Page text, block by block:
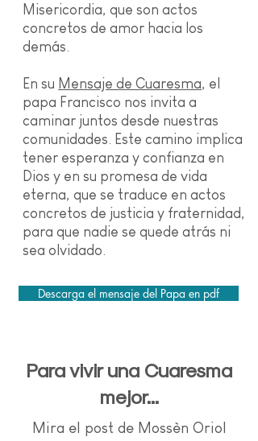
Misericordia, que son actos
concretos de amor hacia los
demás.
En su Mensaje de Cuaresma, el
papa Francisco nos invita a
caminar juntos desde nuestras
comunidades. Este camino implica
tener esperanza y confianza en
Dios y en su promesa de vida
eterna, que se traduce en actos
concretos de justicia y fraternidad,
para que nadie se quede atrás ni
sea olvidado.
Descarga el mensaje del Papa en pdf
Para vivir una Cuaresma
mejor...
Mira el post de Mossèn Oriol